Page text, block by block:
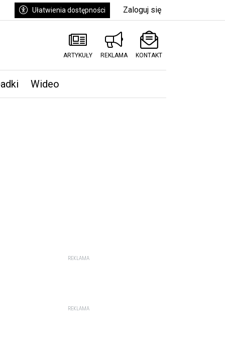
Ułatwienia dostępności Zaloguj się
ARTYKUŁY REKLAMA KONTAKT
Wideo
REKLAMA
REKLAMA